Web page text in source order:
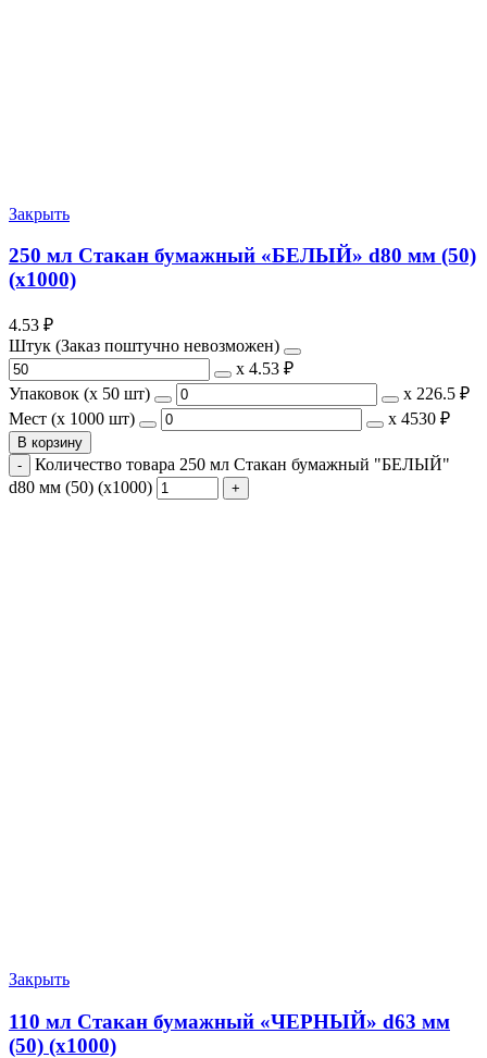
Закрыть
250 мл Стакан бумажный «БЕЛЫЙ» d80 мм (50)
(х1000)
4.53 ₽
Штук (Заказ поштучно невозможен)
х 4.53 ₽
Упаковок (x 50 шт)
х 226.5 ₽
Мест (x 1000 шт)
х 4530 ₽
В корзину
Количество товара 250 мл Стакан бумажный "БЕЛЫЙ"
d80 мм (50) (х1000)
Закрыть
110 мл Стакан бумажный «ЧЕРНЫЙ» d63 мм
(50) (х1000)